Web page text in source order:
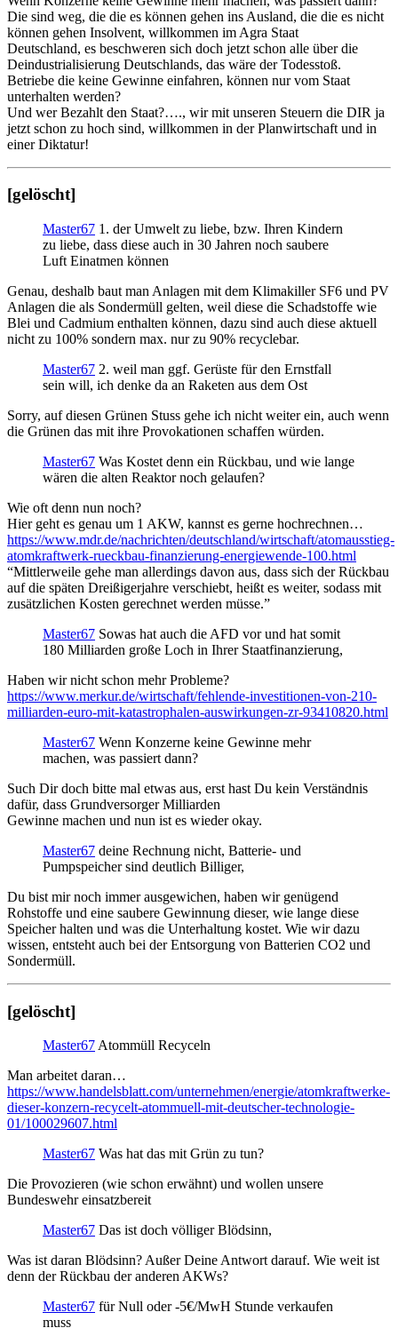
Die sind weg, die die es können gehen ins Ausland, die die es nicht
können gehen Insolvent, willkommen im Agra Staat
Deutschland, es beschweren sich doch jetzt schon alle über die
Deindustrialisierung Deutschlands, das wäre der Todesstoß.
Betriebe die keine Gewinne einfahren, können nur vom Staat
unterhalten werden?
Und wer Bezahlt den Staat?…., wir mit unseren Steuern die DIR ja
jetzt schon zu hoch sind, willkommen in der Planwirtschaft und in
einer Diktatur!
[gelöscht]
Master67 1. der Umwelt zu liebe, bzw. Ihren Kindern
zu liebe, dass diese auch in 30 Jahren noch saubere
Luft Einatmen können
Genau, deshalb baut man Anlagen mit dem Klimakiller SF6 und PV
Anlagen die als Sondermüll gelten, weil diese die Schadstoffe wie
Blei und Cadmium enthalten können, dazu sind auch diese aktuell
nicht zu 100% sondern max. nur zu 90% recyclebar.
Master67 2. weil man ggf. Gerüste für den Ernstfall
sein will, ich denke da an Raketen aus dem Ost
Sorry, auf diesen Grünen Stuss gehe ich nicht weiter ein, auch wenn
die Grünen das mit ihre Provokationen schaffen würden.
Master67 Was Kostet denn ein Rückbau, und wie lange
wären die alten Reaktor noch gelaufen?
Wie oft denn nun noch?
Hier geht es genau um 1 AKW, kannst es gerne hochrechnen…
https://www.mdr.de/nachrichten/deutschland/wirtschaft/atomausstieg-
atomkraftwerk-rueckbau-finanzierung-energiewende-100.html
“Mittlerweile gehe man allerdings davon aus, dass sich der Rückbau
auf die späten Dreißigerjahre verschiebt, heißt es weiter, sodass mit
zusätzlichen Kosten gerechnet werden müsse.”
Master67 Sowas hat auch die AFD vor und hat somit
180 Milliarden große Loch in Ihrer Staatfinanzierung,
Haben wir nicht schon mehr Probleme?
https://www.merkur.de/wirtschaft/fehlende-investitionen-von-210-
milliarden-euro-mit-katastrophalen-auswirkungen-zr-93410820.html
Master67 Wenn Konzerne keine Gewinne mehr
machen, was passiert dann?
Such Dir doch bitte mal etwas aus, erst hast Du kein Verständnis
dafür, dass Grundversorger Milliarden
Gewinne machen und nun ist es wieder okay.
Master67 deine Rechnung nicht, Batterie- und
Pumpspeicher sind deutlich Billiger,
Du bist mir noch immer ausgewichen, haben wir genügend
Rohstoffe und eine saubere Gewinnung dieser, wie lange diese
Speicher halten und was die Unterhaltung kostet. Wie wir dazu
wissen, entsteht auch bei der Entsorgung von Batterien CO2 und
Sondermüll.
[gelöscht]
Master67Atommüll Recyceln
Man arbeitet daran…
https://www.handelsblatt.com/unternehmen/energie/atomkraftwerke-
dieser-konzern-recycelt-atommuell-mit-deutscher-technologie-
01/100029607.html
Master67 Was hat das mit Grün zu tun?
Die Provozieren (wie schon erwähnt) und wollen unsere
Bundeswehr einsatzbereit
Master67 Das ist doch völliger Blödsinn,
Was ist daran Blödsinn? Außer Deine Antwort darauf. Wie weit ist
denn der Rückbau der anderen AKWs?
Master67 für Null oder -5€/MwH Stunde verkaufen
muss